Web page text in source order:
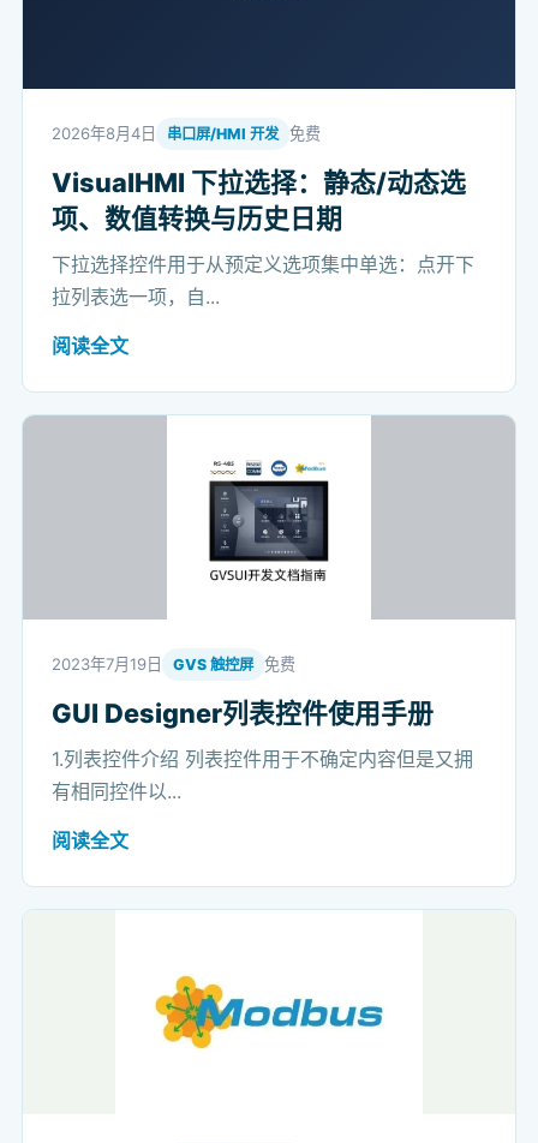
2026年8月4日 串口屏/HMI 开发 免费
VisualHMI 下拉选择：静态/动态选
项、数值转换与历史日期
下拉选择控件用于从预定义选项集中单选：点开下
拉列表选一项，自...
阅读全文
2023年7月19日 GVS 触控屏 免费
GUI Designer列表控件使用手册
1.列表控件介绍 列表控件用于不确定内容但是又拥
有相同控件以...
阅读全文